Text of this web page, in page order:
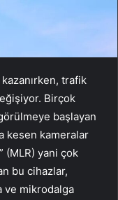
trafik
Birçok
başlayan
kesen kameralar
(MLR) yani çok
bu cihazlar,
ve mikrodalga